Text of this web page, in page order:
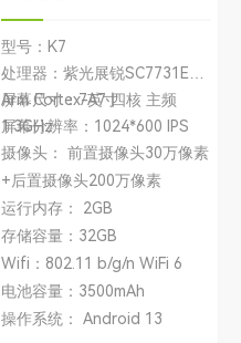
型号：K7
处理器：紫光展锐SC7731E
Arm Cortex-A7 四核 主频
1.3GHz
屏幕尺寸：7英寸
屏幕分辨率：1024*600 IPS
摄像头： 前置摄像头30万像素
+后置摄像头200万像素
运行内存： 2GB
存储容量：32GB
Wifi：802.11 b/g/n WiFi 6
电池容量：3500mAh
操作系统： Android 13